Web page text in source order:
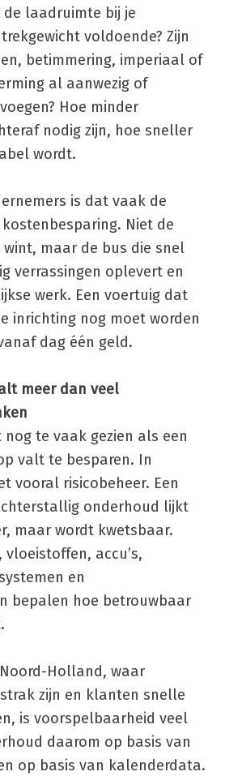
laadruimte bij je
voldoende? Zijn
betimmering, imperiaal of
al aanwezig of
Hoe minder
nodig zijn, hoe sneller
wordt.
is dat vaak de
Niet de
maar de bus die snel
verrassingen oplevert en
werk. Een voertuig dat
inrichting nog moet worden
dag één geld.
meer dan veel
te vaak gezien als een
valt te besparen. In
vooral risicobeheer. Een
onderhoud lijkt
maar wordt kwetsbaar.
vloeistoffen, accu’s,
en
bepalen hoe betrouwbaar
Holland, waar
zijn en klanten snelle
is voorspelbaarheid veel
daarom op basis van
op basis van kalenderdata.